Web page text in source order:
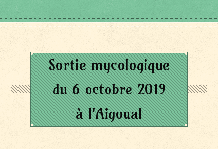
Sortie mycologique
du 6 octobre 2019
à l'Aigoual